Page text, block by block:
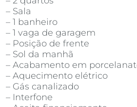
– Sala
– 1 banheiro
– 1 vaga de garagem
– Posição de frente
– Sol da manhã
– Acabamento em
– Aquecimento elétrico
– Gás canalizado
– Interfone